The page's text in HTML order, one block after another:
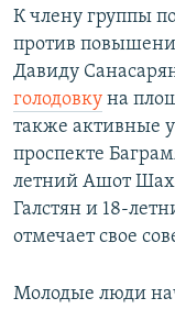
К члену группы
против
Давиду
голодовку на
также активные
проспекте
летний Ашот
Галстян и 18-
отмечает свое
Молодые люди